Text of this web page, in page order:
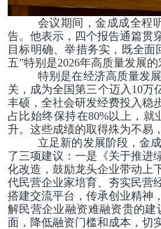
会议期间，金成成全程
告。他表示，四个报告通篇贯
目标明确、举措务实，既全面
五”特别是2026年高质量发展
特别是在经济高质量发
关，成为全国第三个迈入10万
丰硕，全社会研发经费投入稳
占比始终保持在80%以上，
升。这些成绩的取得殊为不易
立足新的发展阶段，金
了三项建议：一是《关于推进
化改造，鼓励龙头企业带动上
代民营企业家培育、夯实民营
搭建交流平台，传承创业精神
解民营企业融资难融资贵的
面，降低融资门槛和成本，切